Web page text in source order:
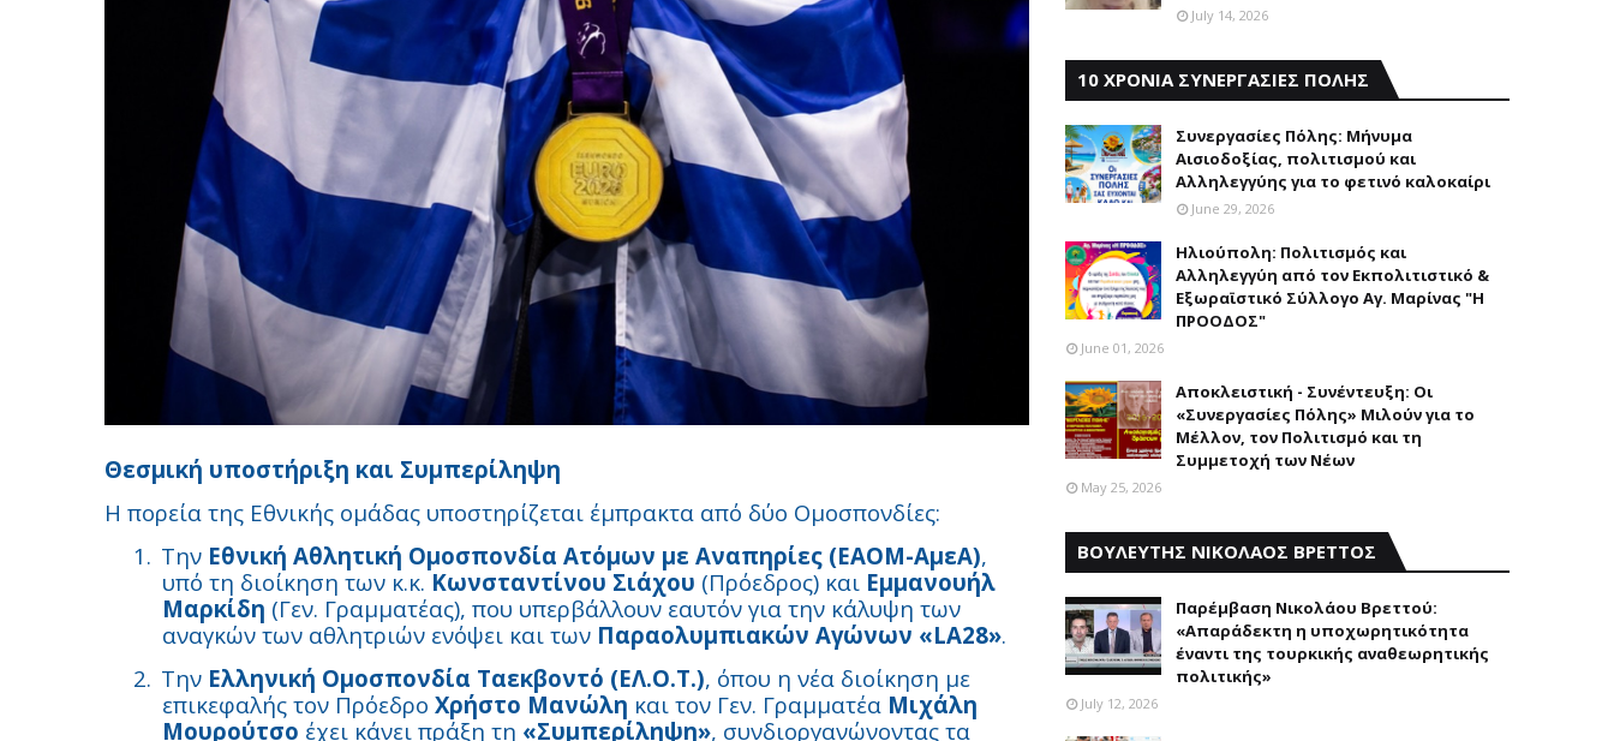
Θεσμική υποστήριξη και Συμπερίληψη
Η πορεία της Εθνικής ομάδας υποστηρίζεται έμπρακτα από δύο Ομοσπονδίες:
1. Την Εθνική Αθλητική Ομοσπονδία Ατόμων με Αναπηρίες (ΕΑΟΜ-ΑμεΑ),
υπό τη διοίκηση των κ.κ. Κωνσταντίνου Σιάχου (Πρόεδρος) και Εμμανουήλ
Μαρκίδη (Γεν. Γραμματέας), που υπερβάλλουν εαυτόν για την κάλυψη των
αναγκών των αθλητριών ενόψει και των Παραολυμπιακών Αγώνων «LA28».
2. Την Ελληνική Ομοσπονδία Ταεκβοντό (ΕΛ.Ο.Τ.), όπου η νέα διοίκηση με
επικεφαλής τον Πρόεδρο Χρήστο Μανώλη και τον Γεν. Γραμματέα Μιχάλη
Μουρούτσο έχει κάνει πράξη τη «Συμπερίληψη», συνδιοργανώνοντας τα
July 14, 2026
10 ΧΡΟΝΙΑ ΣΥΝΕΡΓΑΣΙΕΣ ΠΟΛΗΣ
Συνεργασίες Πόλης: Mήνυμα
Aισιοδοξίας, πολιτισμού και
Aλληλεγγύης για το φετινό καλοκαίρι
June 29, 2026
Ηλιούπολη: Πολιτισμός και
Aλληλεγγύη από τον Εκπολιτιστικό &
Εξωραϊστικό Σύλλογο Αγ. Μαρίνας "Η
ΠΡΟΟΔΟΣ"
June 01, 2026
Αποκλειστική - Συνέντευξη: Οι
«Συνεργασίες Πόλης» Μιλούν για το
Μέλλον, τον Πολιτισμό και τη
Συμμετοχή των Νέων
May 25, 2026
ΒΟΥΛΕΥΤΗΣ ΝΙΚΟΛΑΟΣ ΒΡΕΤΤΟΣ
Παρέμβαση Nικολάου Bρεττού:
«Aπαράδεκτη η υποχωρητικότητα
έναντι της τουρκικής αναθεωρητικής
πολιτικής»
July 12, 2026